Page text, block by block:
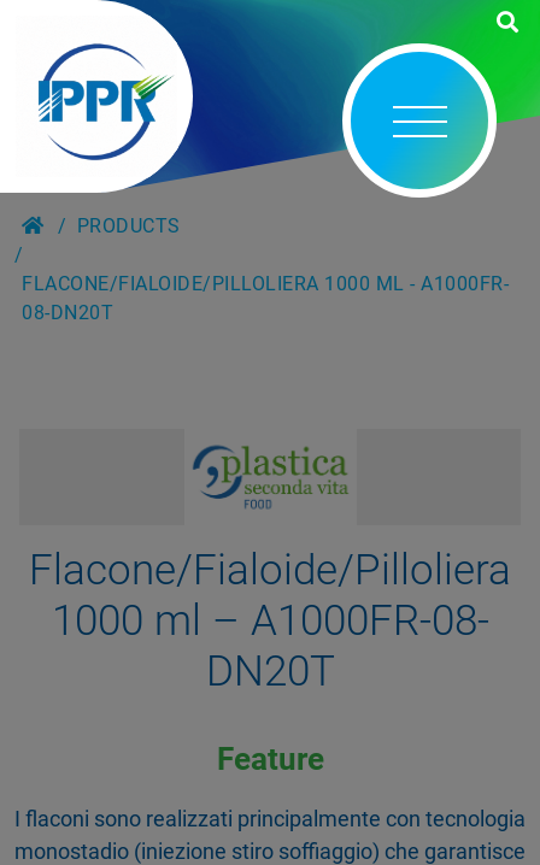
PRODUCTS
FLACONE/FIALOIDE/PILLOLIERA 1000 ML - A1000FR-
08-DN20T
Flacone/Fialoide/Pilloliera
1000 ml – A1000FR-08-
DN20T
Feature
I flaconi sono realizzati principalmente con tecnologia
monostadio (iniezione stiro soffiaggio) che garantisce